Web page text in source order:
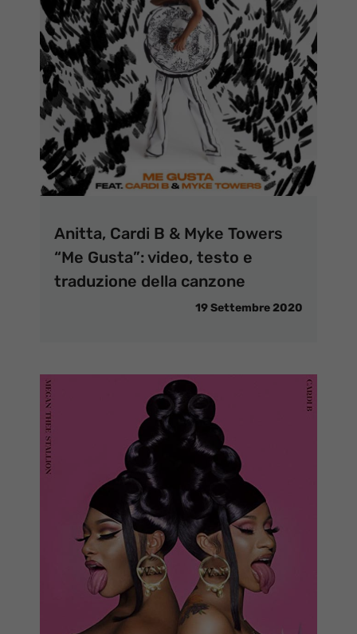
Anitta, Cardi B & Myke Towers
“Me Gusta”: video, testo e
traduzione della canzone
19 Settembre 2020